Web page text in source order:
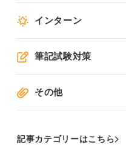
インターン
筆記試験対策
その他
記事カテゴリーはこちら